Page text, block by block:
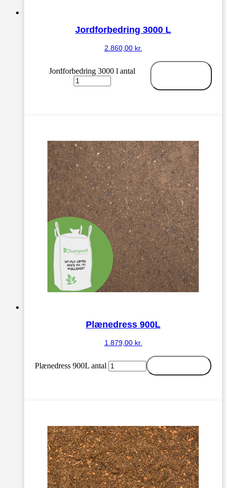
Jordforbedring 3000 L
2.860,00 kr.
Jordforbedring 3000 l antal
Plænedress 900L
1.879,00 kr.
Plænedress 900L antal